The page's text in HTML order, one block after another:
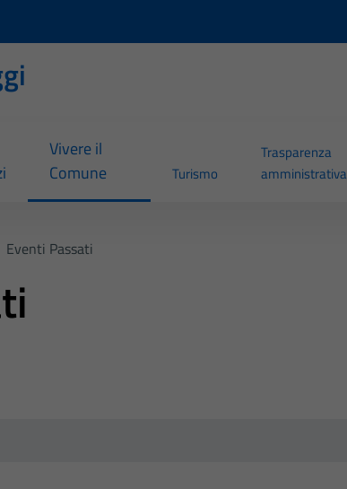
Vivere il
Comune
Turismo
Trasparenza
amministrativa
Eventi Passati